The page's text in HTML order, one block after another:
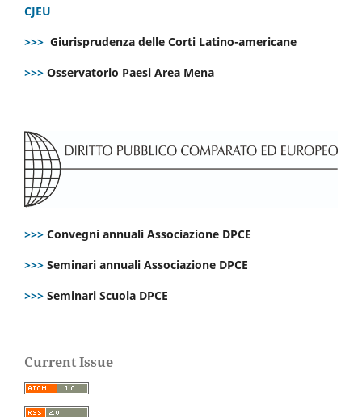
CJEU
>>> Giurisprudenza delle Corti Latino-americane
>>> Osservatorio Paesi Area Mena
>>> Convegni annuali Associazione DPCE
>>> Seminari annuali Associazione DPCE
>>> Seminari Scuola DPCE
Current Issue